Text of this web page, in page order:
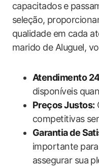
capacitados⁤ e
seleção,
qualidade em‌ cada​
marido de Aluguel,
Atendimento
disponíveis
Preços Justos:
competitivas
Garantia de
importante
assegurar sua